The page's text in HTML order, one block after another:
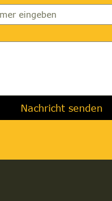
Nachricht senden